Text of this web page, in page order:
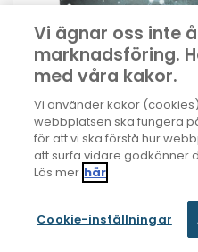
Stockholms universitet
Så kan vi
farliga kemikalier
Användning av kemikalier
levnadsstandard i många
kan exponering för de
Vi ägnar oss inte
marknadsföring.
med våra kakor.
Vi använder kakor
webbplatsen ska fungera
för att vi ska förstå hur
att surfa vidare godkänner
Läs mer här
Cookie-inställningar